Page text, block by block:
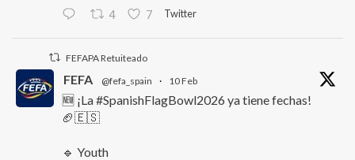
4 7 Twitter
FEFAPA Retuiteado
FEFA @fefa_spain · 10 Feb
🆕 ¡La #SpanishFlagBowl2026 ya tiene fechas!
🏈🇪🇸
🔹 Youth